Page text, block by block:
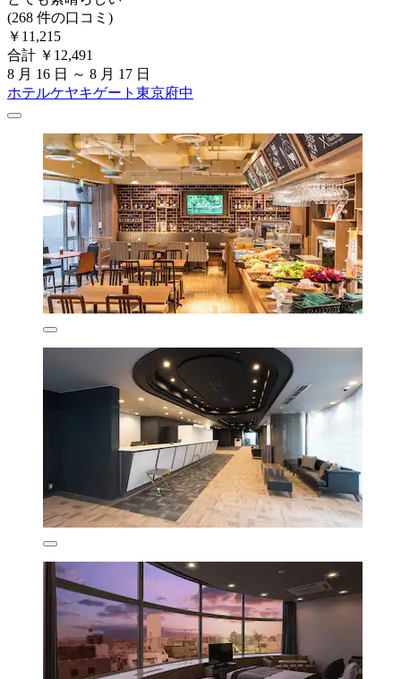
(268 件の口コミ)
￥11,215
合計 ￥12,491
8 月 16 日 ～ 8 月 17 日
ホテルケヤキゲート東京府中